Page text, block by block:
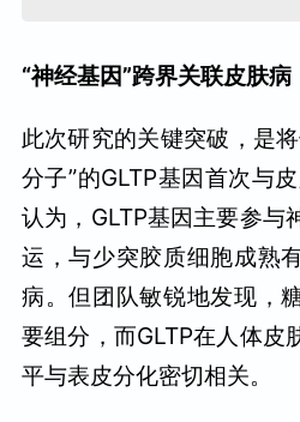
“神经基因”跨界关联皮肤
此次研究的关键突破，是
分子”的GLTP基因首次与
认为，GLTP基因主要参与
运，与少突胶质细胞成熟
病。但团队敏锐地发现，
要组分，而GLTP在人体皮
平与表皮分化密切相关。